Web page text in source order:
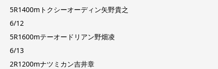
5R1400mトクシーオーディン矢野貴之
6/12
5R1600mテーオードリアン野畑凌
6/13
2R1200mナツミカン吉井章